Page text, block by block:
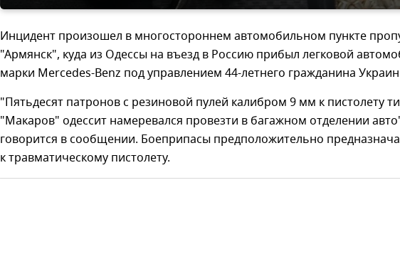
Инцидент произошел в многостороннем автомобильном пункте
"Армянск", куда из Одессы на въезд в Россию прибыл легковой
марки Mercedes-Benz под управлением 44-летнего гражданина
"Пятьдесят патронов с резиновой пулей калибром 9 мм к пистолету
"Макаров" одессит намеревался провезти в багажном отделении
говорится в сообщении. Боеприпасы предположительно
к травматическому пистолету.